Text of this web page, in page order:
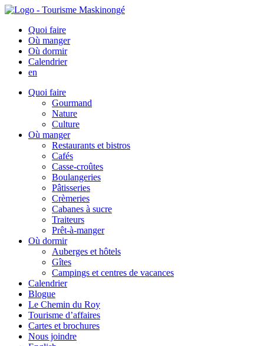
Quoi faire
Où manger
Où dormir
Calendrier
en
Quoi faire
Gourmand
Nature
Culture
Où manger
Restaurants et bistros
Cafés
Casse-croûtes
Boulangeries
Pâtisseries
Crèmeries
Cabanes à sucre
Traiteurs
Prêt-à-manger
Où dormir
Auberges et hôtels
Gîtes
Campings et centres de vacances
Calendrier
Blogue
Le Chemin du Roy
Tourisme d’affaires
Cartes et brochures
Nous joindre